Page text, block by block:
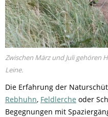
Zwischen März und Juli gehören
Leine.
Die Erfahrung der
Rebhuhn, Feldlerche oder
Begegnungen mit